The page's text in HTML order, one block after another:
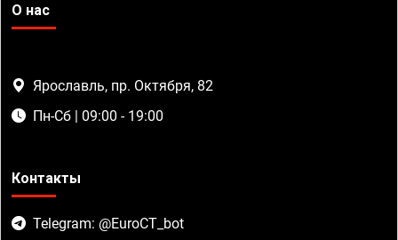
О нас
Ярославль, пр. Октября, 82
Пн-Сб | 09:00 - 19:00
Контакты
Telegram: @EuroCT_bot